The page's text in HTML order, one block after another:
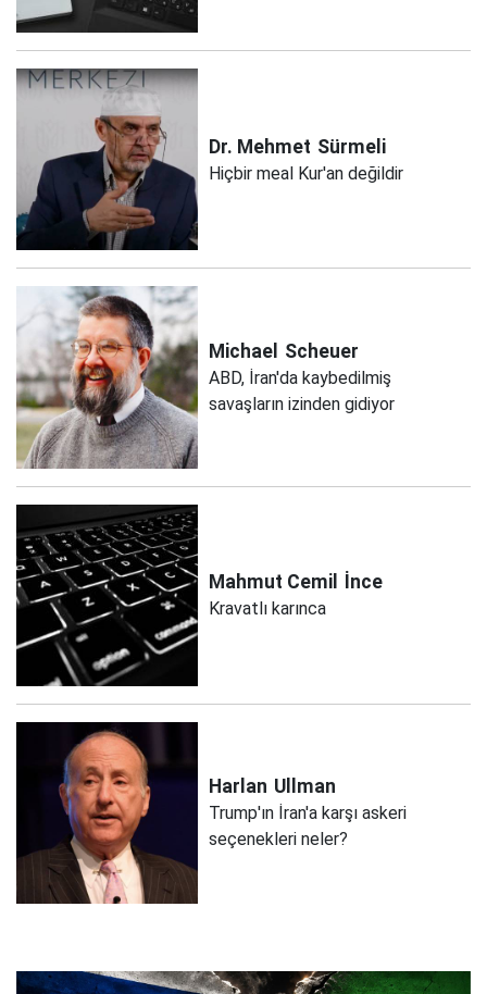
Dr. Mehmet Sürmeli
Hiçbir meal Kur'an değildir
Michael Scheuer
ABD, İran'da kaybedilmiş
savaşların izinden gidiyor
Mahmut Cemil İnce
Kravatlı karınca
Harlan Ullman
Trump'ın İran'a karşı askeri
seçenekleri neler?